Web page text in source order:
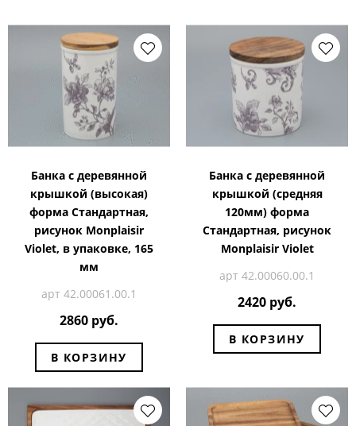
Банка с деревянной
крышкой (высокая)
форма Стандартная,
рисунок Monplaisir
Violet, в упаковке, 165
мм
арт 42.00061.00.1
2860 руб.
В КОРЗИНУ
Банка с деревянной
крышкой (средняя
120мм) форма
Стандартная, рисунок
Monplaisir Violet
арт 42.00060.00.1
2420 руб.
В КОРЗИНУ